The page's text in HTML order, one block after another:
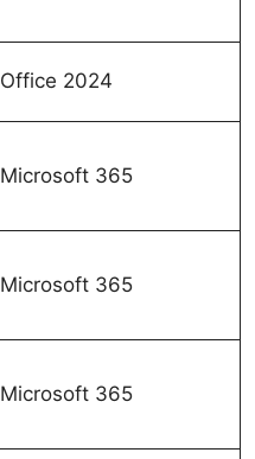
Office 2024
Microsoft 365
Microsoft 365
Microsoft 365